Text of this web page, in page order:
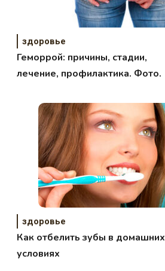
здоровье
Геморрой: причины, стадии,
лечение, профилактика. Фото.
здоровье
Как отбелить зубы в домашних
условиях